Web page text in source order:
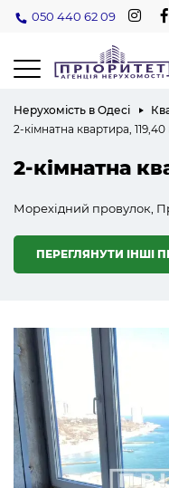
050 440 62 09
Нерухомість в Одесі
2-кімнатна квартира, 119,40
2-кімнатна
Морехідний провулок,
ПЕРЕГЛЯНУТИ ІНШІ